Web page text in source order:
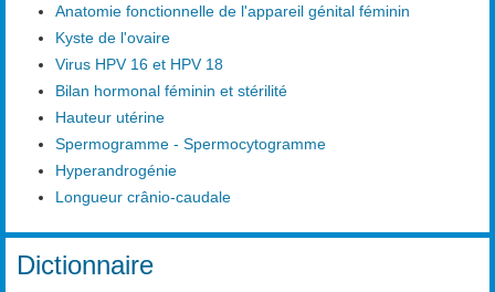
Anatomie fonctionnelle de l'appareil génital féminin
Kyste de l'ovaire
Virus HPV 16 et HPV 18
Bilan hormonal féminin et stérilité
Hauteur utérine
Spermogramme - Spermocytogramme
Hyperandrogénie
Longueur crânio-caudale
Dictionnaire